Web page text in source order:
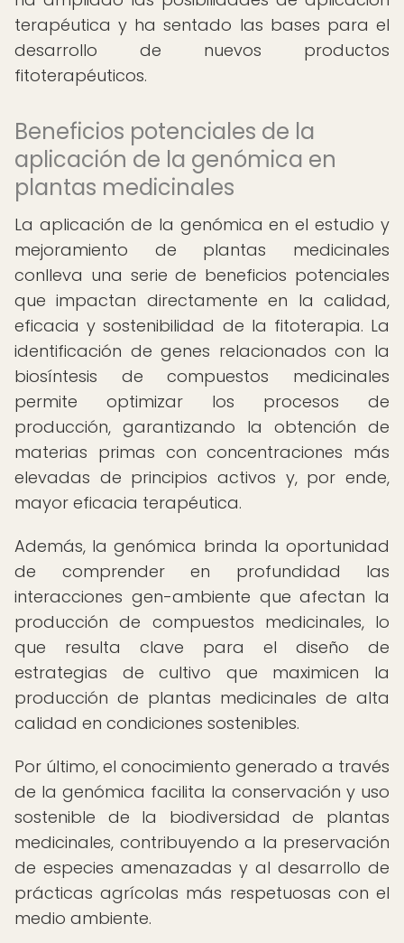
terapéutica y ha sentado las bases para el
desarrollo de nuevos productos
fitoterapéuticos.
Beneficios potenciales de la
aplicación de la genómica en
plantas medicinales
La aplicación de la genómica en el estudio y
mejoramiento de plantas medicinales
conlleva una serie de beneficios potenciales
que impactan directamente en la calidad,
eficacia y sostenibilidad de la fitoterapia. La
identificación de genes relacionados con la
biosíntesis de compuestos medicinales
permite optimizar los procesos de
producción, garantizando la obtención de
materias primas con concentraciones más
elevadas de principios activos y, por ende,
mayor eficacia terapéutica.
Además, la genómica brinda la oportunidad
de comprender en profundidad las
interacciones gen-ambiente que afectan la
producción de compuestos medicinales, lo
que resulta clave para el diseño de
estrategias de cultivo que maximicen la
producción de plantas medicinales de alta
calidad en condiciones sostenibles.
Por último, el conocimiento generado a través
de la genómica facilita la conservación y uso
sostenible de la biodiversidad de plantas
medicinales, contribuyendo a la preservación
de especies amenazadas y al desarrollo de
prácticas agrícolas más respetuosas con el
medio ambiente.